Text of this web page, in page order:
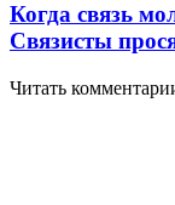
Когда связь
Связисты
Читать